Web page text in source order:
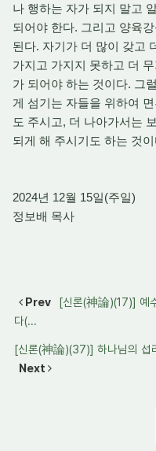
나 행하는 자가 되지 말고
되어야 한다. 그리고 양육
된다. 자기가 더 많이 갖고
가지고 가지지 못하고 더
가 되어야 하는 것이다. 그
게 섬기는 자들을 위하여
도 주시고, 더 나아가서는
되게 해 주시기도 하는 것이
2024년 12월 15일(주일)
정보배 목사
Prev
[신론(神論)(17)] 예
다(...
[신론(神論)(37)] 하나님의 섭
Next